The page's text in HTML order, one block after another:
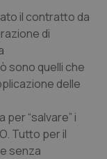
il contratto da
di
sono quelli che
delle
“salvare” i
Tutto per il
senza